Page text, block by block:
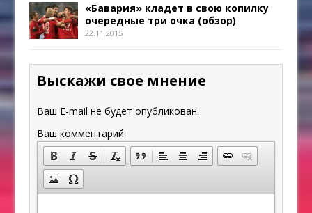
«Бавария» кладет в свою копилку
очередные три очка (обзор)
22.11.2015
Выскажи свое мнение
Ваш E-mail не будет опубликован.
Ваш комментарий